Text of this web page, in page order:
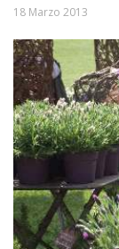
18 Marzo 2013